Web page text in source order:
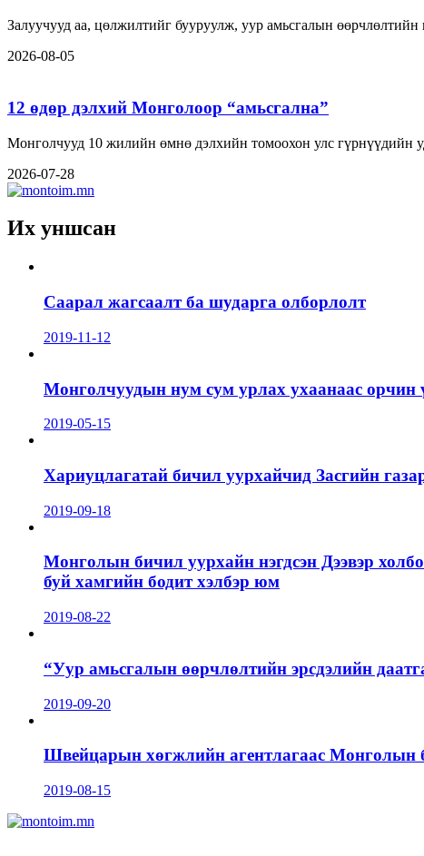
Залуучууд аа, цөлжилтийг бууруулж, уур амьсгалын өөрчлөлтийн
2026-08-05
12 өдөр дэлхий Монголоор “амьсгална”
Монголчууд 10 жилийн өмнө дэлхийн томоохон улс гүрнүүдийн
2026-07-28
Их уншсан
Саарал жагсаалт ба шударга олборлолт
2019-11-12
Монголчуудын нум сум урлах ухаанаас орчин
2019-05-15
Хариуцлагатай бичил уурхайчид Засгийн
2019-09-18
Монголын бичил уурхайн нэгдсэн Дээвэр
буй хамгийн бодит хэлбэр юм
2019-08-22
“Уур амьсгалын өөрчлөлтийн эрсдэлийн
2019-09-20
Швейцарын хөгжлийн агентлагаас Монголын
2019-08-15